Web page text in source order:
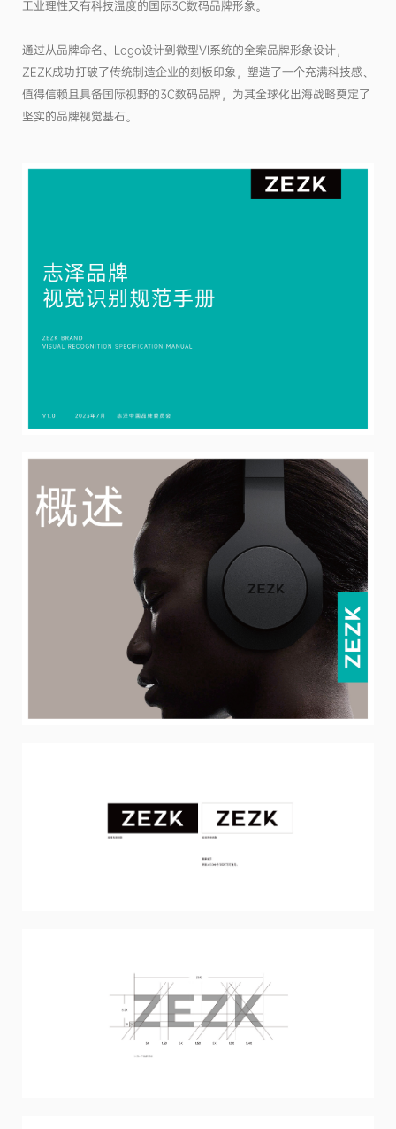
工业理性又有科技温度的国际3C数码品牌形象。
通过从品牌命名、Logo设计到微型VI系统的全案品牌形象设计，
ZEZK成功打破了传统制造企业的刻板印象，塑造了一个充满科技感、
值得信赖且具备国际视野的3C数码品牌，为其全球化出海战略奠定了
坚实的品牌视觉基石。